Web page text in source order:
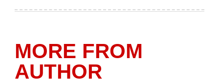
MORE FROM
AUTHOR